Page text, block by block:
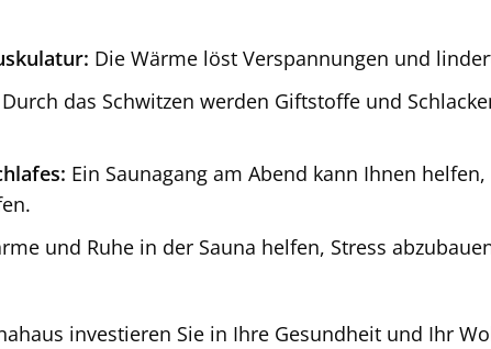
Die Wärme löst Verspannungen und
Durch das Schwitzen werden Giftstoffe und
Ein Saunagang am Abend kann Ihnen
und Ruhe in der Sauna helfen, Stress
investieren Sie in Ihre Gesundheit und Ihr